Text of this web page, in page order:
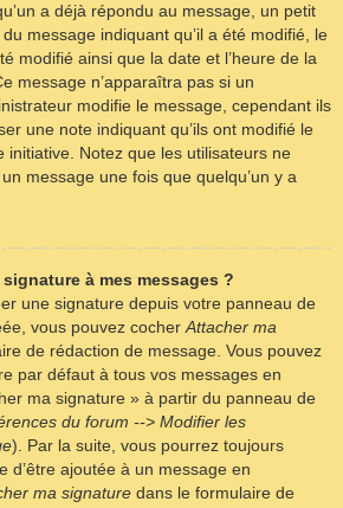
a déjà répondu au message, un petit
message indiquant qu’il a été modifié, le
modifié ainsi que la date et l’heure de la
message n’apparaîtra pas si un
modifie le message, cependant ils
une note indiquant qu’ils ont modifié le
initiative. Notez que les utilisateurs ne
message une fois que quelqu’un y a
à mes messages ?
une signature depuis votre panneau de
vous pouvez cocher Attacher ma
de rédaction de message. Vous pouvez
par défaut à tous vos messages en
ma signature » à partir du panneau de
du forum --> Modifier les
). Par la suite, vous pourrez toujours
d’être ajoutée à un message en
ma signature dans le formulaire de